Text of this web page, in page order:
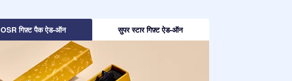
OSR गिफ़्ट पैक ऐड-ऑन सुपर स्टार गिफ़्ट ऐड-ऑन